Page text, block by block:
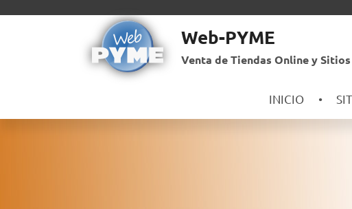
Web-PYME
Venta de Tiendas Online y Sitios
INICIO •